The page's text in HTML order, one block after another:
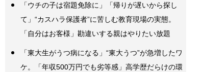
「ウチの子は宿題免除に」「帰りが遅いから探し
て」“カスハラ保護者”に苦しむ教育現場の実態。
「自分はお客様」勘違いする親はやりたい放題
「東大生がうつ病になる」“東大うつ”が急増したワ
ケ。「年収500万円でも劣等感」高学歴だらけの環